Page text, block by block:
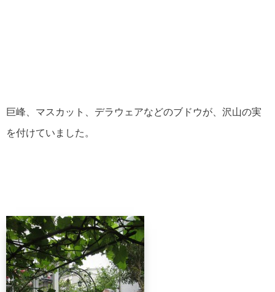
巨峰、マスカット、デラウェアなどのブドウが、沢山の実
を付けていました。